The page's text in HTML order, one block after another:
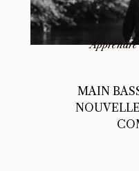
Apprendre
MAIN